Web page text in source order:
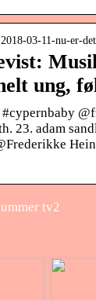
03-11-nu-er-
ung,
23. adam
tv2